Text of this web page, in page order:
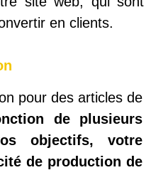
en clients.
pour des articles de
de plusieurs
objectifs, votre
de production de